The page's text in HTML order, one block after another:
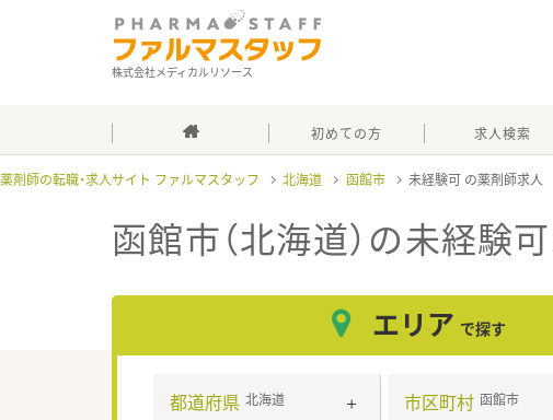
株式会社メディカルリソース
初めての方 求人検索
薬剤師の転職・求人サイト ファルマスタッフ 北海道 函館市 未経験可
函館市（北海道）の未経験可
エリア で探す
都道府県 北海道 市区町村 函館市